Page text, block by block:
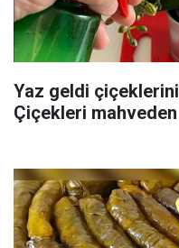
Yaz geldi
Çiçekleri